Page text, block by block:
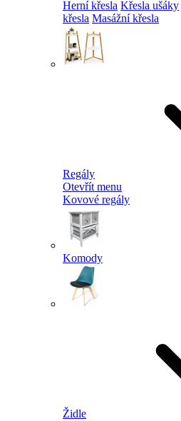
Herní křesla Křesla ušáky
křesla Masážní křesla
Regály
Otevřít menu
Kovové regály
Komody
Židle